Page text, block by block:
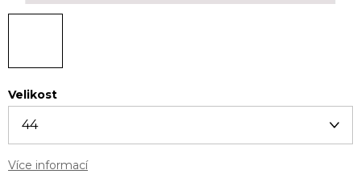
Velikost
Více informací